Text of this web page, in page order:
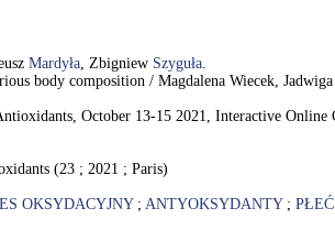
Mardyła, Zbigniew Szyguła.
body composition / Magdalena Wiecek,
October 13-15 2021, Interactive
(23 ; 2021 ; Paris)
OKSYDACYJNY; ANTYOKSYDANTY;